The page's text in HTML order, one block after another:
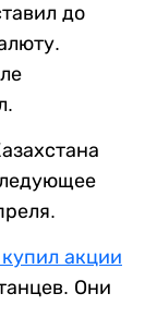
до
акции
Они